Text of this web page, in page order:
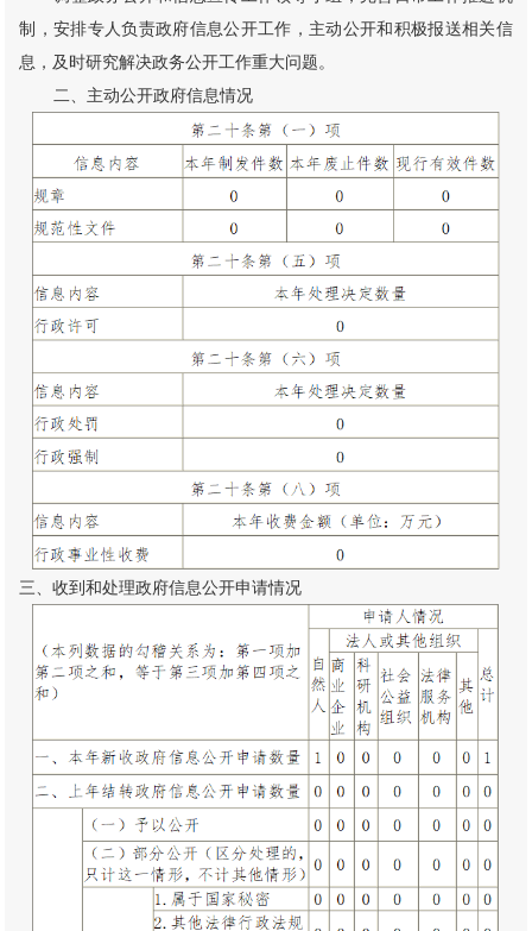
制，安排专人负责政府信息公开工作，主动公开和积极报送相关信
息，及时研究解决政务公开工作重大问题。
二、主动公开政府信息情况
三、收到和处理政府信息公开申请情况